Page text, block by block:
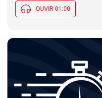
OUVIR 01:00